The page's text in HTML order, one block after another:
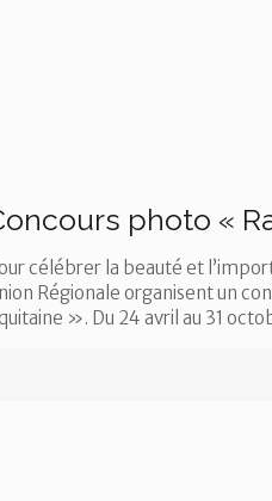
photo «
célébrer la beauté et
Régionale organisent un
». Du 24 avril au 31